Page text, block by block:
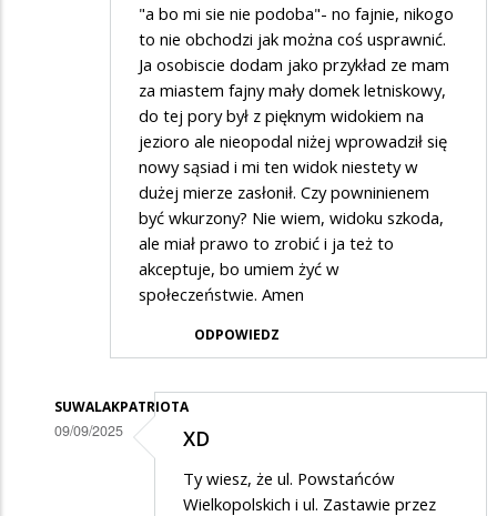
"a bo mi sie nie podoba"- no fajnie, nikogo
to nie obchodzi jak można coś usprawnić.
Ja osobiscie dodam jako przykład ze mam
za miastem fajny mały domek letniskowy,
do tej pory był z pięknym widokiem na
jezioro ale nieopodal niżej wprowadził się
nowy sąsiad i mi ten widok niestety w
dużej mierze zasłonił. Czy powninienem
być wkurzony? Nie wiem, widoku szkoda,
ale miał prawo to zrobić i ja też to
akceptuje, bo umiem żyć w
społeczeństwie. Amen
ODPOWIEDZ
SUWALAKPATRIOTA
09/09/2025 XD
Ty wiesz, że ul. Powstańców
Wielkopolskich i ul. Zastawie przez